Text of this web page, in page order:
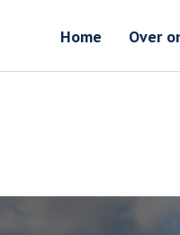
Home Over